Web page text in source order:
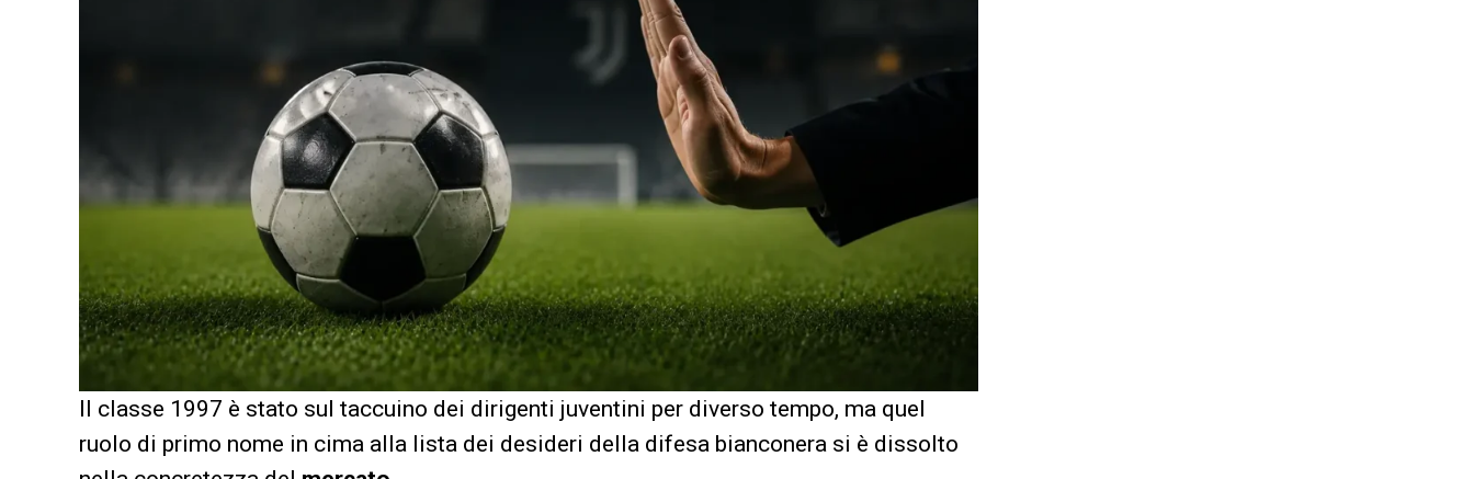
Il classe 1997 è stato sul taccuino dei dirigenti juventini per diverso tempo, ma quel
ruolo di primo nome in cima alla lista dei desideri della difesa bianconera si è dissolto